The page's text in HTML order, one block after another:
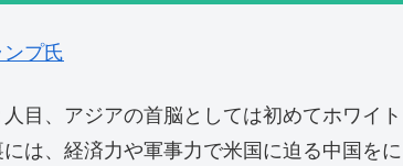
プ氏
目、アジアの首脳としては初めてホワイト
は、経済力や軍事力で米国に迫る中国をに